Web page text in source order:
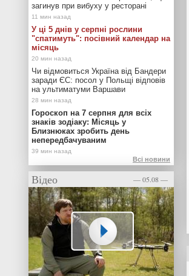
загинув при вибуху у ресторані
У ці 5 днів у серпні рослини
"спатимуть": посівний календар на
місяць
Чи відмовиться Україна від Бандери
заради ЄС: посол у Польщі відповів
на ультиматуми Варшави
Гороскоп на 7 серпня для всіх
знаків зодіаку: Місяць у
Близнюках зробить день
непередбачуваним
Всі новини
Відео — 05.08 —